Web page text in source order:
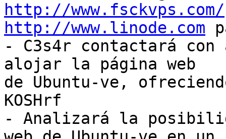
http://www.fsckvps.com/
http://www.linode.com
- C3s4r contactará con
alojar la página web
de Ubuntu-ve,
KOSHrf
- Analizará la